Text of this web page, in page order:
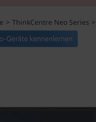
> ThinkCentre Neo Series >